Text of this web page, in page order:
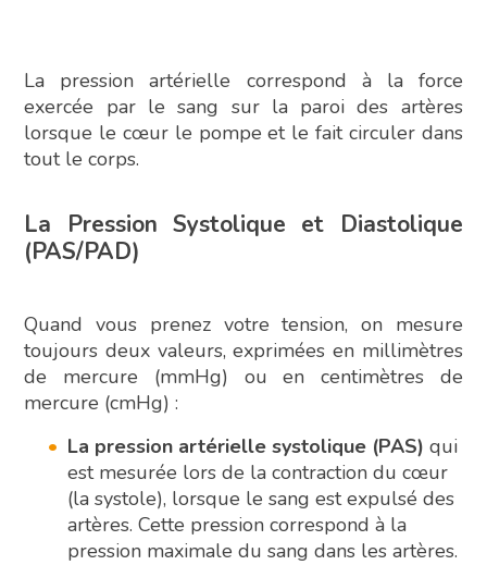
La pression artérielle correspond à la force
exercée par le sang sur la paroi des artères
lorsque le cœur le pompe et le fait circuler dans
tout le corps.
La Pression Systolique et Diastolique
(PAS/PAD)
Quand vous prenez votre tension, on mesure
toujours deux valeurs, exprimées en millimètres
de mercure (mmHg) ou en centimètres de
mercure (cmHg) :
La pression artérielle systolique (PAS) qui
est mesurée lors de la contraction du cœur
(la systole), lorsque le sang est expulsé des
artères. Cette pression correspond à la
pression maximale du sang dans les artères.